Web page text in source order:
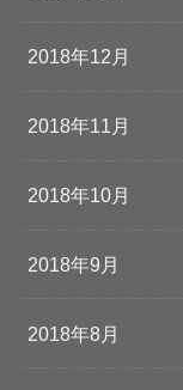
2018年12月
2018年11月
2018年10月
2018年9月
2018年8月